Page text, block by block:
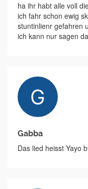
ha ihr habt alle voll
ich fahr schon ewig
stuntinlienr gefahren
ich kann nur sagen
Gabba
Das lied heisst Yayo